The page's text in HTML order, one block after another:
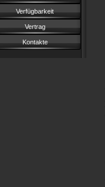
Verfügbarkeit
Vertrag
Kontakte